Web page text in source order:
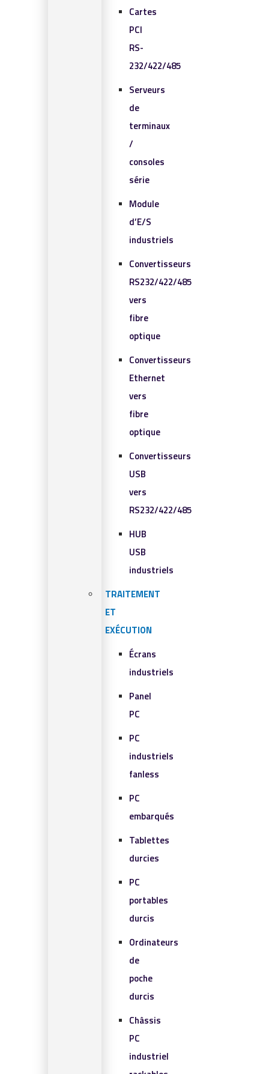
Cartes
PCI
RS-
232/422/485
Serveurs
de
terminaux
/
consoles
série
Module
d’E/S
industriels
Convertisseurs
RS232/422/485
vers
fibre
optique
Convertisseurs
Ethernet
vers
fibre
optique
Convertisseurs
USB
vers
RS232/422/485
HUB
USB
industriels
TRAITEMENT
ET
EXÉCUTION
Écrans
industriels
Panel
PC
PC
industriels
fanless
PC
embarqués
Tablettes
durcies
PC
portables
durcis
Ordinateurs
de
poche
durcis
Châssis
PC
industriel